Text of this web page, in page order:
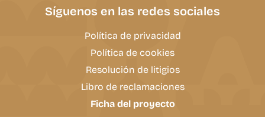
Síguenos en las redes sociales
Política de privacidad
Política de cookies
Resolución de litigios
Libro de reclamaciones
Ficha del proyecto